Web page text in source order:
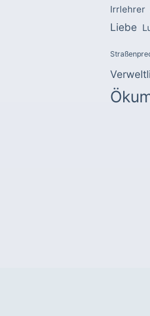
Irrlehrer
Liebe